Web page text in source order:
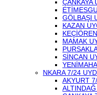
ÇANKAYA
GÖLBAŞI
KAZAN
MAMAK
SİNCAN
NKARA 7/24
AKYURT